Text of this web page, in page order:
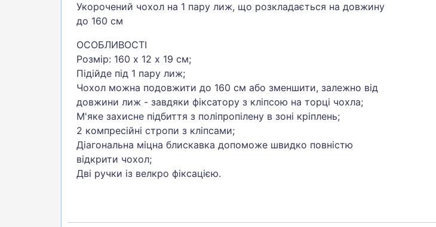
Укорочений чохол на 1 пару лиж, що розкладається на довжину
до 160 см
ОСОБЛИВОСТІ
Розмір: 160 х 12 х 19 см;
Підійде під 1 пару лиж;
Чохол можна подовжити до 160 см або зменшити, залежно від
довжини лиж - завдяки фіксатору з кліпсою на торці чохла;
М'яке захисне підбиття з поліпропілену в зоні кріплень;
2 компресійні стропи з кліпсами;
Діагональна міцна блискавка допоможе швидко повністю
відкрити чохол;
Дві ручки із велкро фіксацією.